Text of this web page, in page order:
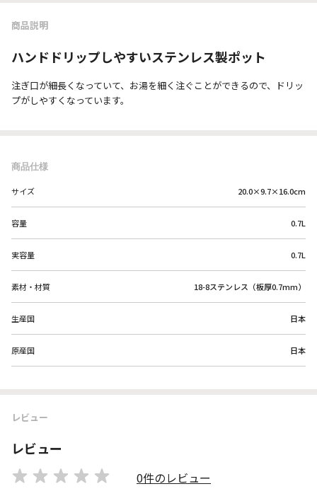
商品説明
ハンドドリップしやすいステンレス製ポット
注ぎ口が細長くなっていて、お湯を細く注ぐことができるので、ドリッ
プがしやすくなっています。
商品仕様
サイズ 20.0×9.7×16.0cm
容量 0.7L
実容量 0.7L
素材・材質 18-8ステンレス（板厚0.7mm）
生産国 日本
原産国 日本
レビュー
レビュー
0件のレビュー